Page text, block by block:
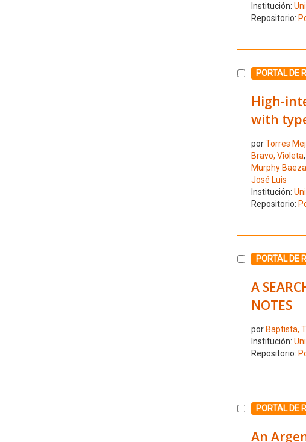
Institución:
Repositorio:
Seleccione el
PORTAL DE
High-
with
porTorres
Bravo, Violeta,
Murphy
José Luis
Institución:
Repositorio:
Seleccione el
PORTAL DE
A
NOTES
por Baptista,
Institución:
Repositorio:
Seleccione el
PORTAL DE
An